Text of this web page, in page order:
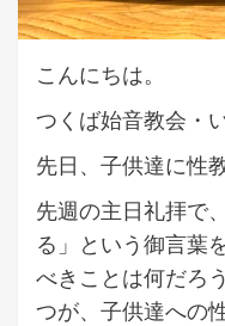
こんにちは。
つくば始音教会・
先日、子供達に性
先週の主日礼拝で
る」という御言葉
べきことは何だろ
つが、子供達への